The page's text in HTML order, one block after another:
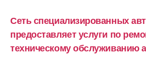
Сеть специализированных
предоставляет услуги по
техническому обслуживанию